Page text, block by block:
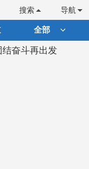
导航
搜索
全部
奋斗再出发